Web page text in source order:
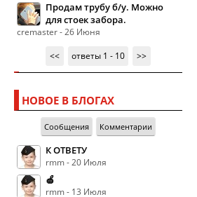
Продам трубу б/у. Можно
для стоек забора.
cremaster - 26 Июня
<<
ответы 1 - 10 >>
НОВОЕ В БЛОГАХ
Сообщения Комментарии
К ОТВЕТУ
rmm - 20 Июля
🍏
rmm - 13 Июля